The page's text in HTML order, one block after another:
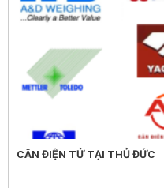
CÂN ĐIỆN TỬ TẠI THỦ ĐỨC